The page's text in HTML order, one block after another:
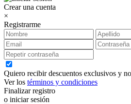
Crear una cuenta
×
Registrarme
Quiero recibir descuentos exclusivos y
Ver los términos y condiciones
Finalizar registro
o iniciar sesión